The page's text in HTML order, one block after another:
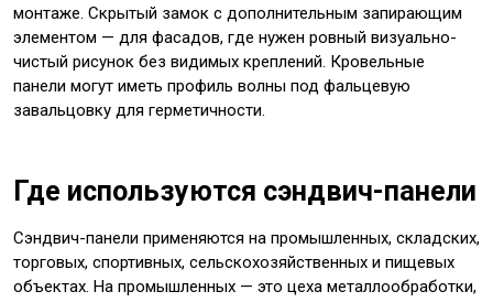
монтаже. Скрытый замок с дополнительным запирающим
элементом — для фасадов, где нужен ровный визуально-
чистый рисунок без видимых креплений. Кровельные
панели могут иметь профиль волны под фальцевую
завальцовку для герметичности.
Где используются сэндвич-панели
Сэндвич-панели применяются на промышленных, складских,
торговых, спортивных, сельскохозяйственных и пищевых
объектах. На промышленных — это цеха металлообработки,